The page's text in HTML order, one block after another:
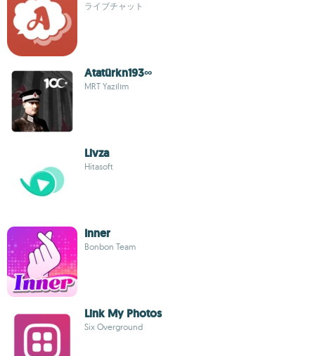
ライブチャット
Atatürkn193∞
MRT Yazılım
Livza
Hitasoft
Inner
Bonbon Team
Link My Photos
Six Overground